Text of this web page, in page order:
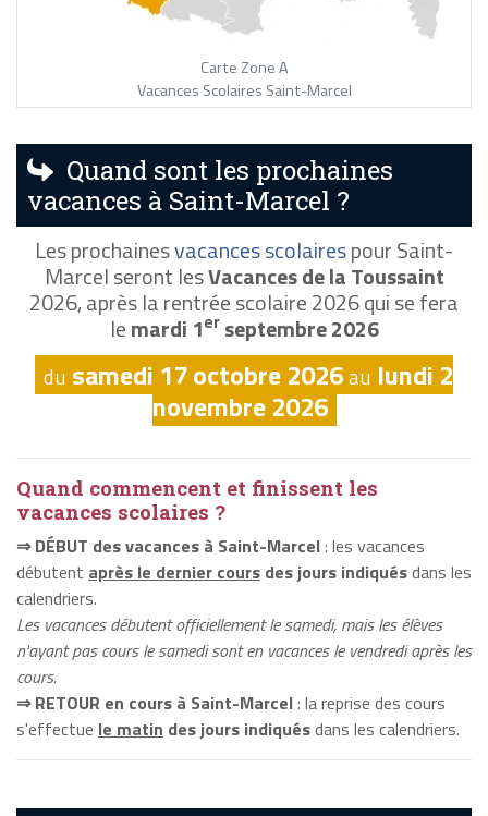
Carte Zone A
Vacances Scolaires Saint-Marcel
Quand sont les prochaines
vacances à Saint-Marcel ?
Les prochainesvacances scolairespour Saint-
Marcel seront lesVacances de la Toussaint
2026, après la rentrée scolaire 2026 qui se fera
lemardi 1erseptembre 2026
du samedi 17 octobre 2026au lundi 2
novembre 2026
Quand commencent et finissent les
vacances scolaires ?
⇒ DÉBUT des vacances à Saint-Marcel: les vacances
débutent après le dernier cours des jours indiquésdans les
calendriers.
Les vacances débutent officiellement le samedi, mais les élèves
n'ayant pas cours le samedi sont en vacances le vendredi après les
cours.
⇒ RETOUR en cours à Saint-Marcel: la reprise des cours
s'effectue le matin des jours indiquésdans les calendriers.